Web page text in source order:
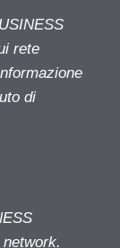
rete
di
network.